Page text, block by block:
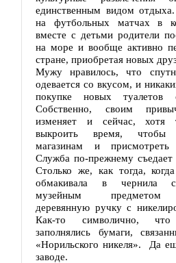
единственным видом
на футбольных матчах в
вместе с детьми родители
на море и вообще активно
стране, приобретая новых
Мужу нравилось, что
одевается со вкусом, и
покупке новых
Собственно, своим
изменяет и сейчас, хотя
выкроить время, чтобы
магазинам и
Служба по-прежнему
Столько же, как тогда,
обмакивала в чернила
музейным предметом
деревянную ручку с
Как-то символично,
заполнялись бумаги,
«Норильского никеля». Да
заводе.